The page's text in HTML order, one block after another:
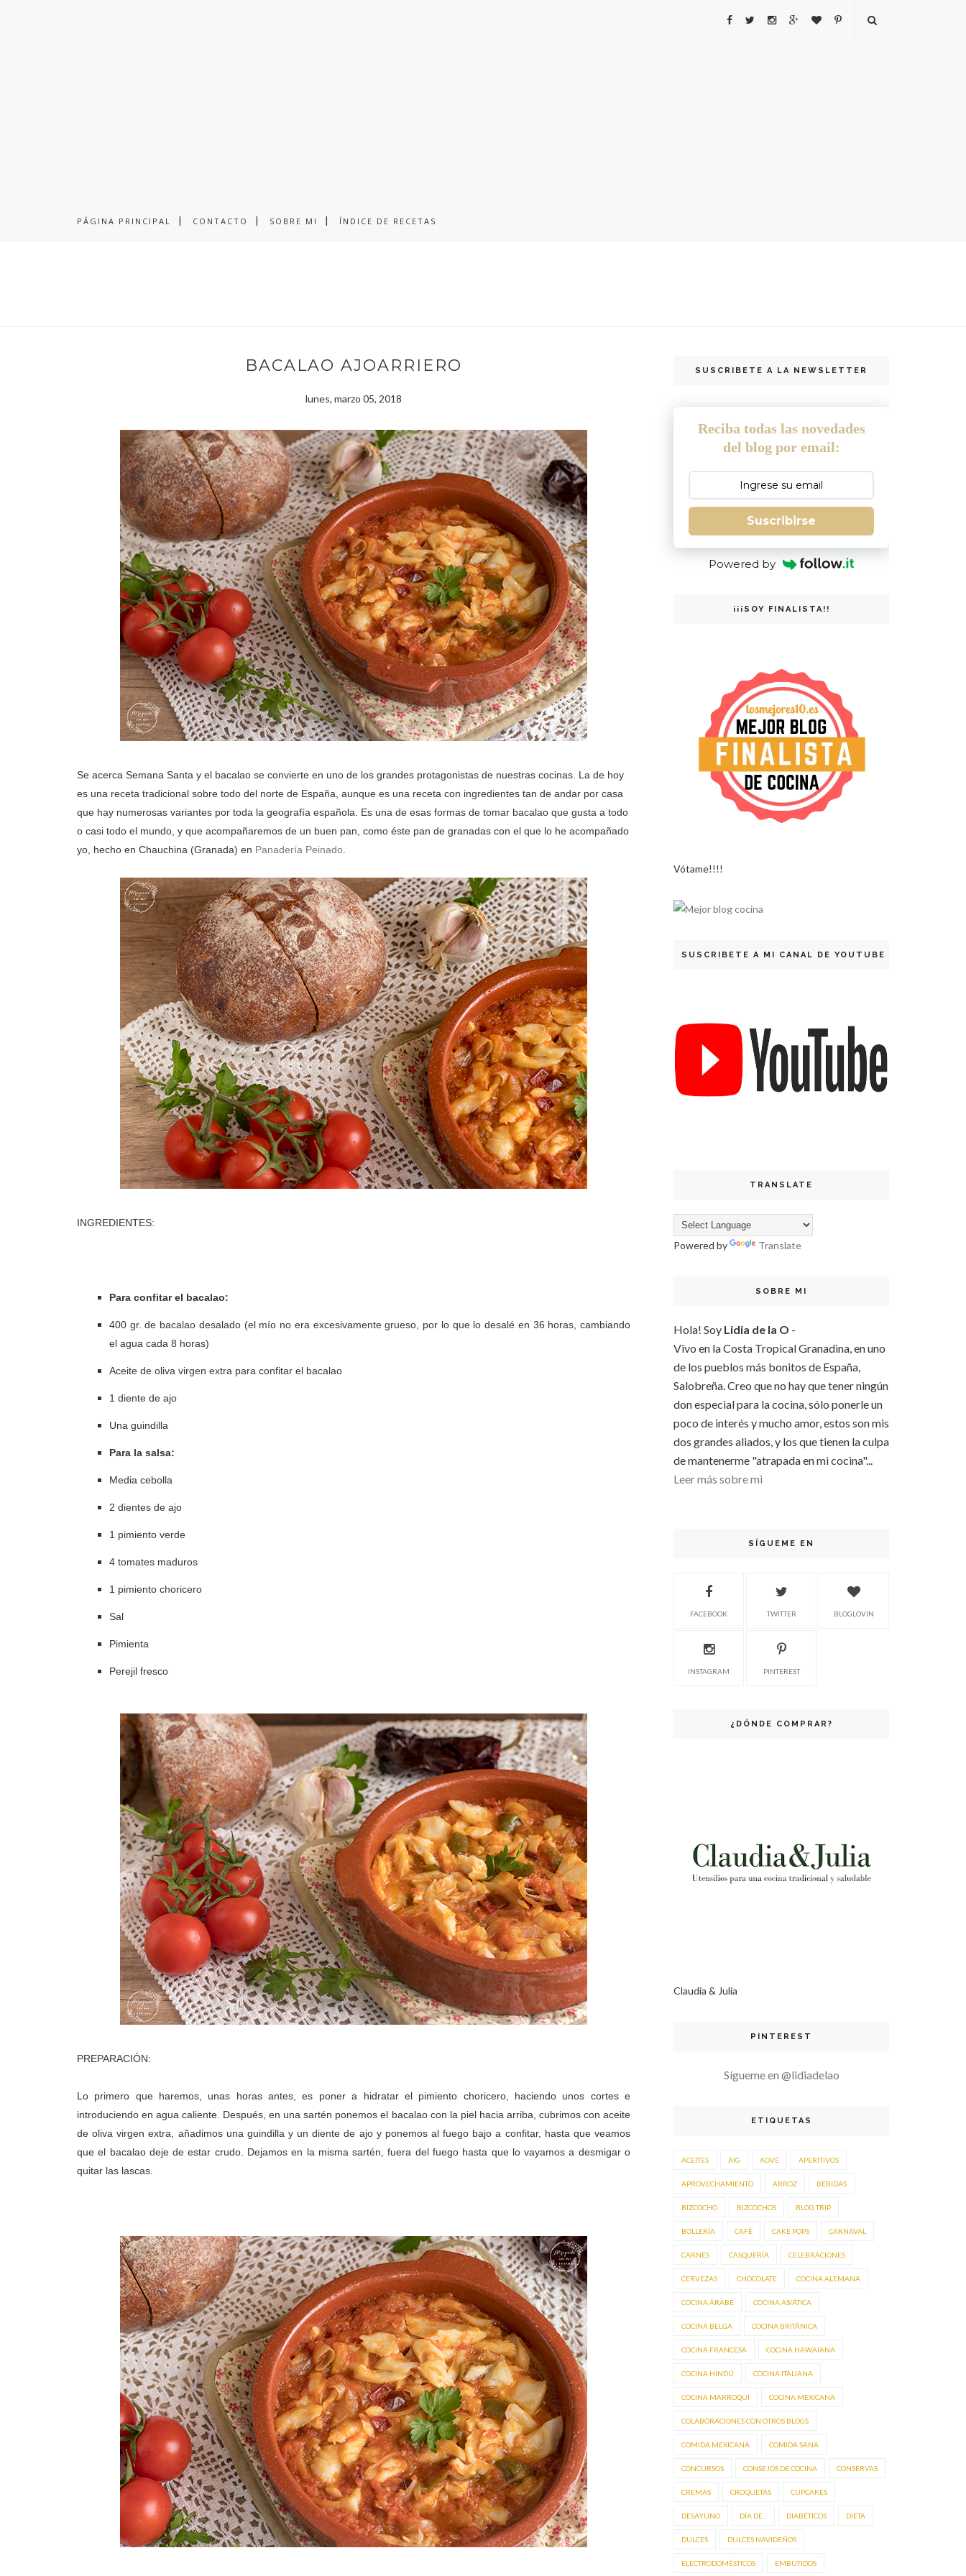
PÁGINA PRINCIPAL CONTACTO SOBRE MI ÍNDICE DE RECETAS
BACALAO AJOARRIERO
lunes, marzo 05, 2018
Se acerca Semana Santa y el bacalao se convierte en uno de los grandes protagonistas de nuestras cocinas. La de hoy
es una receta tradicional sobre todo del norte de España, aunque es una receta con ingredientes tan de andar por casa
que hay numerosas variantes por toda la geografía española. Es una de esas formas de tomar bacalao que gusta a todo
o casi todo el mundo, y que acompañaremos de un buen pan, como éste pan de granadas con el que lo he acompañado
yo, hecho en Chauchina (Granada) en Panadería Peinado
INGREDIENTES:
Para confitar el bacalao:
400 gr. de bacalao desalado (el mío no era excesivamente grueso, por lo que lo desalé en 36 horas, cambiando
el agua cada 8 horas)
Aceite de oliva virgen extra para confitar el bacalao
1 diente de ajo
Una guindilla
Para la salsa:
Media cebolla
2 dientes de ajo
1 pimiento verde
4 tomates maduros
1 pimiento choricero
Sal
Pimienta
Perejil fresco
PREPARACIÓN:
Lo primero que haremos, unas horas antes, es poner a hidratar el pimiento choricero, haciendo unos cortes e
introduciendo en agua caliente. Después, en una sartén ponemos el bacalao con la piel hacia arriba, cubrimos con aceite
de oliva virgen extra, añadimos una guindilla y un diente de ajo y ponemos al fuego bajo a confitar, hasta que veamos
que el bacalao deje de estar crudo. Dejamos en la misma sartén, fuera del fuego hasta que lo vayamos a desmigar o
quitar las lascas.
SUSCRIBETE A LA NEWSLETTER
Reciba todas las novedades
del blog por email:
Suscribirse
Powered by
¡¡¡SOY FINALISTA!!
Vótame!!!!
SUSCRIBETE A MI CANAL DE YOUTUBE
TRANSLATE
Powered by Translate
SOBRE MI
Hola! Soy Lidia de la O -
Vivo en la Costa Tropical Granadina, en uno
de los pueblos más bonitos de España,
Salobreña. Creo que no hay que tener ningún
don especial para la cocina, sólo ponerle un
poco de interés y mucho amor, estos son mis
dos grandes aliados, y los que tienen la culpa
de mantenerme "atrapada en mi cocina"...
Leer más sobre mi
SÍGUEME EN
FACEBOOK TWITTER BLOGLOVIN
INSTAGRAM PINTEREST
¿DÓNDE COMPRAR?
Claudia & Julia
PINTEREST
Sígueme en @lidiadelao
ETIQUETAS
ACEITES AIG AOVE APERITIVOS
APROVECHAMIENTO ARROZ BEBIDAS
BIZCOCHO BIZCOCHOS BLOG TRIP
BOLLERÍA CAFÉ CAKE POPS CARNAVAL
CARNES CASQUERÍA CELEBRACIONES
CERVEZAS CHOCOLATE COCINA ALEMANA
COCINA ÁRABE COCINA ASIÁTICA
COCINA BELGA COCINA BRITÁNICA
COCINA FRANCESA COCINA HAWAIANA
COCINA HINDÚ COCINA ITALIANA
COCINA MARROQUÍ COCINA MEXICANA
COLABORACIONES CON OTROS BLOGS
COMIDA MEXICANA COMIDA SANA
CONCURSOS CONSEJOS DE COCINA CONSERVAS
CREMAS CROQUETAS CUPCAKES
DESAYUNO DÍA DE... DIABÉTICOS DIETA
DULCES DULCES NAVIDEÑOS
ELECTRODOMÉSTICOS EMBUTIDOS